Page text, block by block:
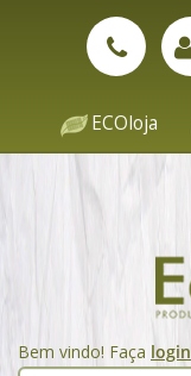
ECOloja
Bem vindo! Faça login